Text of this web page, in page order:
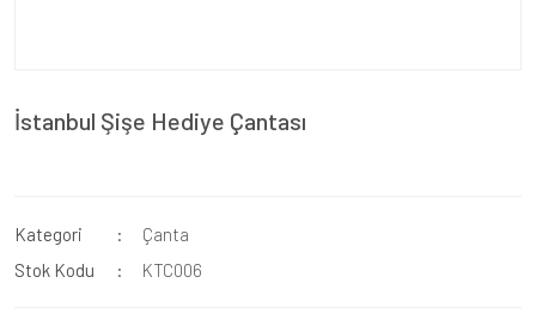
İstanbul Şişe Hediye Çantası
Kategori
Çanta
Stok Kodu
KTC006